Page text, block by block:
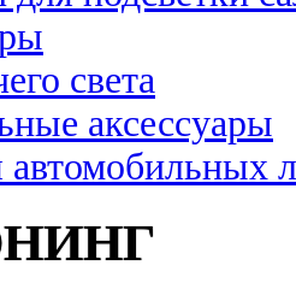
света
аксессуары
автомобильных